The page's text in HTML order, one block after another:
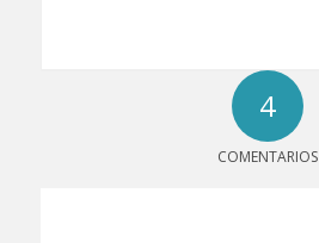
4
COMENTARIOS